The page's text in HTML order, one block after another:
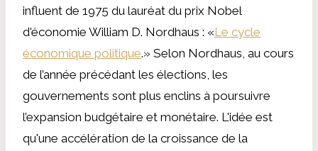
influent de 1975 du lauréat du prix Nobel
d'économie William D. Nordhaus : «Le cycle
économique politique.» Selon Nordhaus, au cours
de l’année précédant les élections, les
gouvernements sont plus enclins à poursuivre
l’expansion budgétaire et monétaire. L'idée est
qu'une accélération de la croissance de la